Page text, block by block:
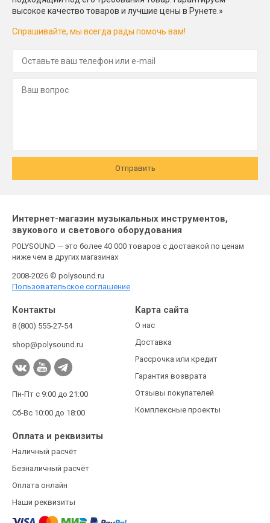
высокое качество товаров и лучшие цены в Рунете.»
Спрашивайте, мы всегда рады помочь вам!
Отправить
Интернет-магазин музыкальных инструментов,
звукового и светового оборудования
POLYSOUND — это более 40 000 товаров с доставкой по ценам
ниже чем в других магазинах
2008-2026 © polysound.ru
Пользовательское соглашение
Контакты
8 (800) 555-27-54
shop@polysound.ru
Пн-Пт с 9:00 до 21:00
Сб-Вс 10:00 до 18:00
Карта сайта
О нас
Доставка
Рассрочка или кредит
Гарантия возврата
Отзывы покупателей
Комплексные проекты
Оплата и реквизиты
Наличный расчёт
Безналичный расчёт
Оплата онлайн
Наши реквизиты